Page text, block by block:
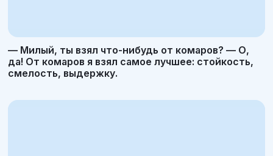
— Милый, ты взял что-нибудь от комаров? — О,
да! От комаров я взял самое лучшее: стойкость,
смелость, выдержку.